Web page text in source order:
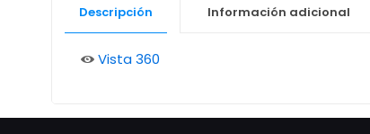
Descripción Información adicional
Vista 360